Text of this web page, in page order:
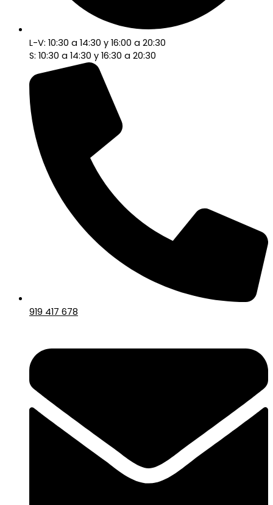
L-V: 10:30 a 14:30 y 16:00 a 20:30
S: 10:30 a 14:30 y 16:30 a 20:30
919 417 678